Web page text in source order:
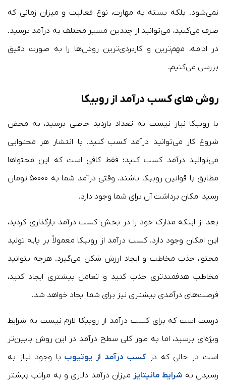
نمی‌شود. بلکه بسته به مهارت، نوع فعالیت و میزان زمانی که
صرف می‌کنید، می‌توانید از چندین مسیر مختلف به درآمد برسید.
در ادامه، مهم‌ترین و کاربردی‌ترین روش‌ها را به صورت دقیق
بررسی می‌کنیم.
روش های کسب درآمد از روبیکا
با روبیکا نیاز نیست به تعداد بازدید خاصی برسید، به محض
شروع کار می‌توانید درآمد کسب کنید. با انتشار هر محتوایی
می‌توانید درآمد کسب کنید؛ فقط کافی است که این محتواها
مطابق با قوانین روبیکا باشند. وقتی درآمد شما به ۵۰۰۰۰ تومان
رسید امکان برداشت آن برای شما وجود دارد.
بعد از اینکه مدارک خود را در بخش کسب درآمد بارگذاری کردید،
این امکان وجود دارد. کسب درآمد از روبیکا معمولاً بر پایه تولید
محتوا، جذب مخاطب و ایجاد ارزش شکل می‌گیرد. هرچه بتوانید
مخاطب هدفمندتری جذب کنید و تعامل بیشتری ایجاد کنید،
فرصت‌های درآمدی بیشتری نیز برای شما ایجاد خواهد شد.
درست است که برای کسب درآمد از روبیکا لازم نیست به شرایط
ویژه‌ای برسید، اما به طور کلی سطح درآمد در این روش پایین‌تر
است در حالی که درکسب درآمد از یوتیوببا وجود نیاز به
رسیدن به شرایط مانیتایز میزان درآمد دلاری و به مراتب بیشتر